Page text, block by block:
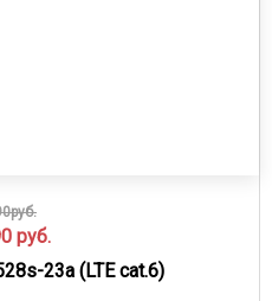
руб.
23a (LTE cat.6)